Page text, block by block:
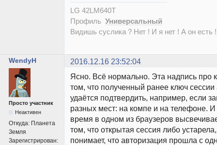
LG 42LM640T
Профиль Универсальный
Видишь суслика ? Нет ! И я нет ! А он есть
WendyH 2016.12.16 23:52:04
Просто участник
Неактивен
Откуда: Планета
Земля
Зарегистрирован:
Ясно. Всё нормально. Эта надпись про
том, что полученный ранее ключ сессии
удаётся подтвердить, например, если
разных мест: на компе и на телефоне. И
время в одном из браузеров
том, что открытая сессия либо
понимает, что авторизация прошла с